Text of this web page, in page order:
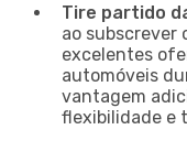
Tire partido
ao subscrever
excelentes
automóveis
vantagem
flexibilidade e